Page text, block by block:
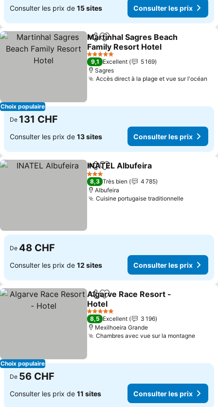
Consulter les prix de 15 sites Consulter les prix
Choix populaire
PartagerAjouter à mes favoris
Martinhal Sagres Beach
Family Resort Hotel
Consulter les prix
5 Étoiles
9,1 Excellent
5 169
Sagres
Accès direct à la plage et vue sur l'océan
De 131 CHF
Consulter les prix de 13 sites Consulter les prix
PartagerAjouter à mes favoris
INATEL Albufeira
3 Étoiles
8,3 Très bien
4 785
Albufeira
Cuisine portugaise traditionnelle
De 48 CHF
Consulter les prix de 12 sites Consulter les prix
Choix populaire
PartagerAjouter à mes favoris
Algarve Race Resort -
Hotel
Consulter les prix
5 Étoiles
8,5 Excellent
3 196
Mexilhoeira Grande
Chambres avec vue sur la montagne
De 56 CHF
Consulter les prix de 11 sites Consulter les prix